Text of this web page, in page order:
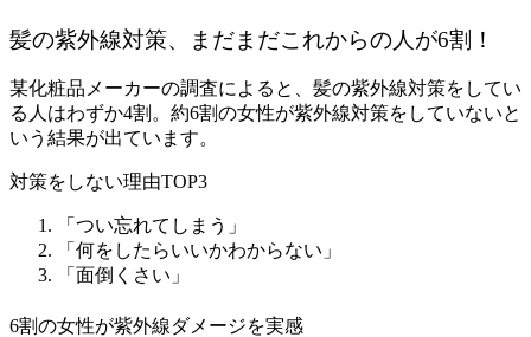
髪の紫外線対策、まだまだこれからの人が6割！
某化粧品メーカーの調査によると、髪の紫外線対策をしてい
る人はわずか4割。約6割の女性が紫外線対策をしていないと
いう結果が出ています。
対策をしない理由TOP3
「つい忘れてしまう」
「何をしたらいいかわからない」
「面倒くさい」
6割の女性が紫外線ダメージを実感